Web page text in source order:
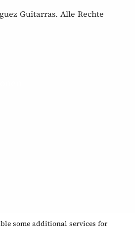
Guitarras. Alle Rechte
some additional services for